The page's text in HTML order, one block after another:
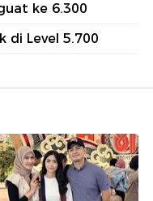
ke 6.300
di Level 5.700